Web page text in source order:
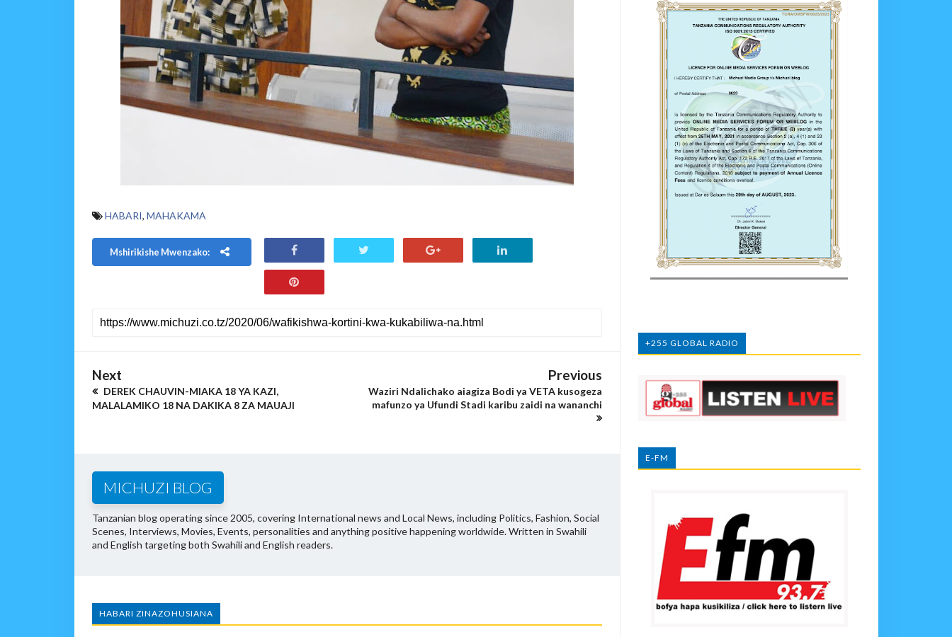
HABARI, MAHAKAMA
Mshirikishe Mwenzako:
Next
DEREK CHAUVIN-MIAKA 18 YA KAZI,
MALALAMIKO 18 NA DAKIKA 8 ZA MAUAJI
Previous
Waziri Ndalichako aiagiza Bodi ya VETA kusogeza
mafunzo ya Ufundi Stadi karibu zaidi na wananchi
MICHUZI BLOG
Tanzanian blog operating since 2005, covering International news and Local News, including Politics, Fashion, Social
Scenes, Interviews, Movies, Events, personalities and anything positive happening worldwide. Written in Swahili
and English targeting both Swahili and English readers.
HABARI ZINAZOHUSIANA
+255 GLOBAL RADIO
E-FM